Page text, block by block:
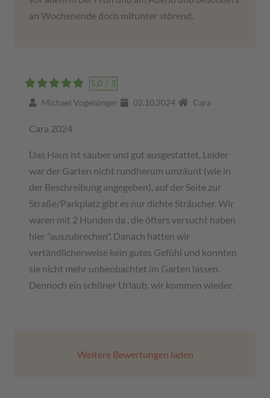
an Wochenende doch mitunter störend.
5,0 / 5
Michael Vogelsinger 02.10.2024 Cara
Cara 2024
Das Haus ist sauber und gut ausgestattet, Leider
war der Garten nicht rundherum umzäunt (wie in
der Beschreibung angegeben), auf der Seite zur
Straße/Parkplatz gibt es nur dichte Sträucher. Wir
waren mit 2 Hunden da , die öfters versucht haben
hier "auszubrechen". Danach hatten wir
vertändlicherweise kein gutes Gefühl und konnten
sie nicht mehr unbeobachtet im Garten lassen.
Dennoch ein schöner Urlaub, wir kommen wieder.
Weitere Bewertungen laden